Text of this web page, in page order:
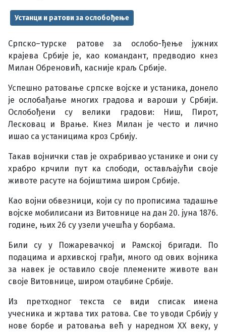
Устанци и ратови за ослобођење
Српско–турске ратове за ослобо-ђење јужних
крајева Србије је, као командант, предводио кнез
Милан Обреновић, касније краљ Србије.
Успешно ратовање српске војске и устаника, донело
је ослобађање многих градова и вароши у Србији.
Ослобођени су велики градови: Ниш, Пирот,
Лесковац и Врање. Кнез Милан је често и лично
ишао са устаницима кроз Србију.
Такав војнички став је охрабривао устанике и они су
храбро крчили пут ка слободи, остављајући своје
животе расуте на бојиштима широм Србије.
Као војни обвезници, који су по прописима тадашње
војске мобилисани из Витовнице на дан 20. јуна 1876.
године, њих 26 су узели учешћа у борбама.
Били су у Пожаревачкој и Рамској бригади. По
подацима и архивској грађи, многo од ових војника
за навек је оставило своје племените животе ван
своје Витовнице, широм отаџбине Србије.
Из претходног текста се види списак имена
учесника и жртава тих ратова. Све то уводи Србију у
нове борбе и ратовања већ у наредном XX веку, у